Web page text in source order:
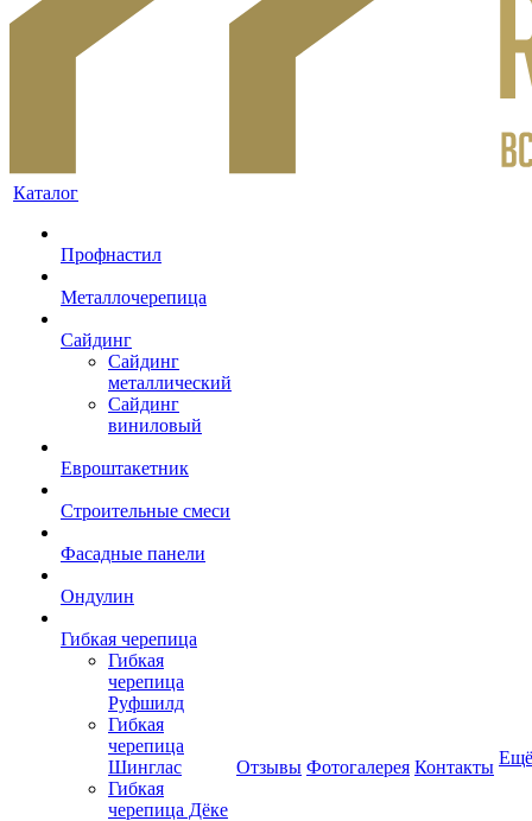
Каталог
Профнастил
Металлочерепица
Сайдинг
Сайдинг
металлический
Сайдинг
виниловый
Евроштакетник
Строительные смеси
Фасадные панели
Ондулин
Гибкая черепица
Гибкая
черепица
Руфшилд
Гибкая
черепица
Шинглас
Гибкая
черепица Дёке
Отзывы Фотогалерея Контакты Ещё